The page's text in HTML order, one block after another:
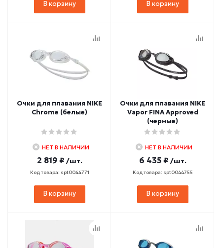
В корзину В корзину
Очки для плавания NIKE
Chrome (белые)
НЕТ В НАЛИЧИИ
2 819 ₽ /шт.
Код товара: spt0044771
В корзину
Очки для плавания NIKE
Vapor FINA Approved
(черные)
НЕТ В НАЛИЧИИ
6 435 ₽ /шт.
Код товара: spt0044755
В корзину